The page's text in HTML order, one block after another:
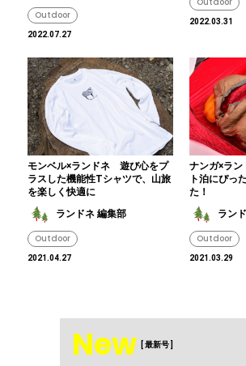
Outdoor
2022.07.27
2022.03.31
モンベル×ランドネ 遊び心をプ
ラスした機能性Tシャツで、山旅
を楽しく快適に
ランドネ 編集部
Outdoor
2021.04.27
ナンガ×ラン
ト泊にぴっ
た！
ラン
Outdoor
2021.03.29
New [ 最新号 ]